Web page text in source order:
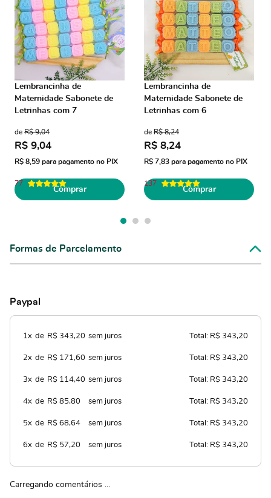
Lembrancinha de
Maternidade Sabonete de
Letrinhas com 7
77
de R$ 9,04
R$ 9,04
R$ 8,59 para pagamento no PIX
Comprar
Lembrancinha de
Maternidade Sabonete de
Letrinhas com 6
137
de R$ 8,24
R$ 8,24
R$ 7,83 para pagamento no PIX
Comprar
Formas de Parcelamento
Paypal
1x de R$ 343,20 sem juros Total: R$ 343,20
2x de R$ 171,60 sem juros Total: R$ 343,20
3x de R$ 114,40 sem juros Total: R$ 343,20
4x de R$ 85,80 sem juros Total: R$ 343,20
5x de R$ 68,64 sem juros Total: R$ 343,20
6x de R$ 57,20 sem juros Total: R$ 343,20
Carregando comentários ...